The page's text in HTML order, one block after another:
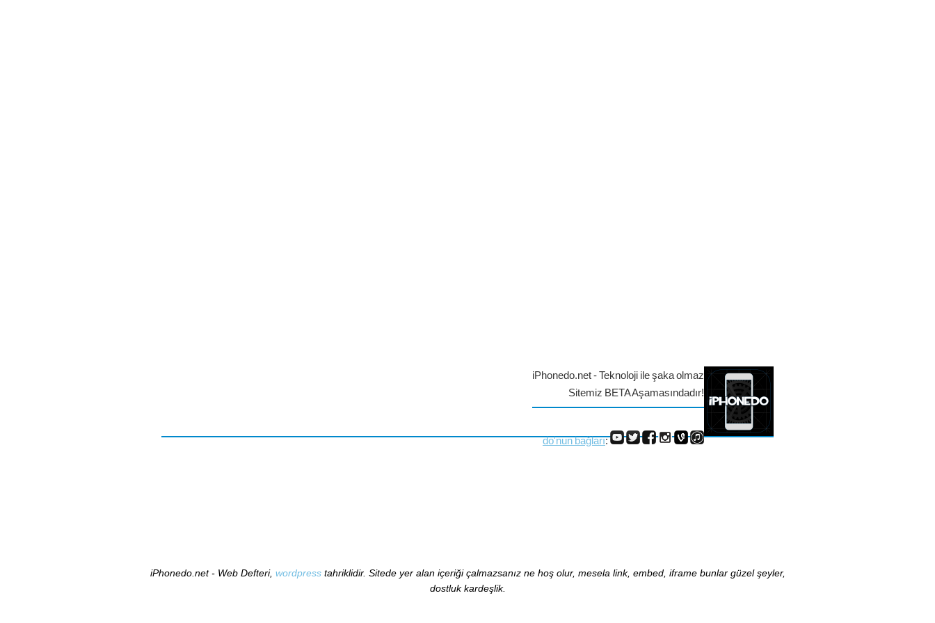
iPhonedo.net - Teknoloji ile şaka olmaz
Sitemiz BETA Aşamasındadır!
do'nun bağları:
iPhonedo.net - Web Defteri, wordpresstahriklidir. Sitede yer alan içeriği çalmazsanız ne hoş olur, mesela link, embed, iframe bunlar güzel şeyler,
dostluk kardeşlik.